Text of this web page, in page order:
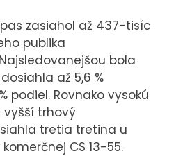
zasiahol až 437-tisíc
publika
bola
až 5,6 %
podiel. Rovnako vysokú
trhový
tretia tretina u
CS 13-55.